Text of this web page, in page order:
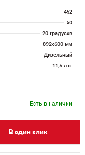
452
50
20 градусов
892х600 мм
Дизельный
11,5 л.с.
Есть в наличии
В один клик